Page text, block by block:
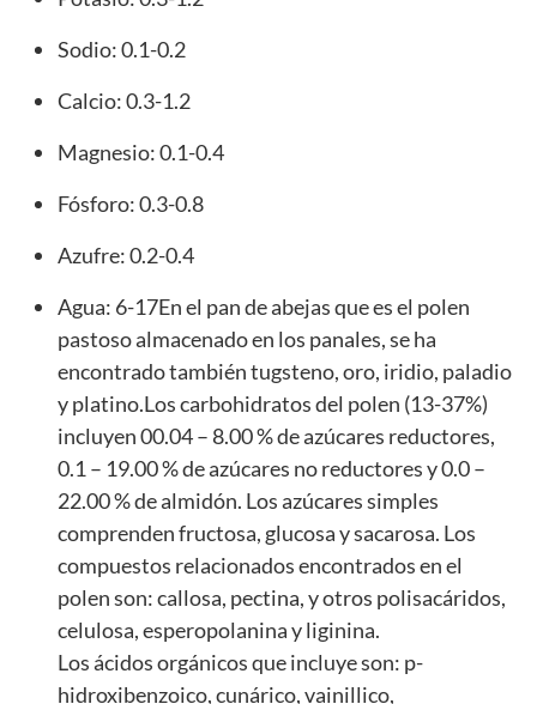
Sodio: 0.1-0.2
Calcio: 0.3-1.2
Magnesio: 0.1-0.4
Fósforo: 0.3-0.8
Azufre: 0.2-0.4
Agua: 6-17En el pan de abejas que es el polen
pastoso almacenado en los panales, se ha
encontrado también tugsteno, oro, iridio, paladio
y platino.Los carbohidratos del polen (13-37%)
incluyen 00.04 – 8.00 % de azúcares reductores,
0.1 – 19.00 % de azúcares no reductores y 0.0 –
22.00 % de almidón. Los azúcares simples
comprenden fructosa, glucosa y sacarosa. Los
compuestos relacionados encontrados en el
polen son: callosa, pectina, y otros polisacáridos,
celulosa, esperopolanina y liginina.
Los ácidos orgánicos que incluye son: p-
hidroxibenzoico, cunárico, vainillico,